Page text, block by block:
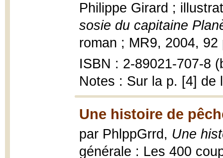
Philippe Girard ;
sosie du capitaine
roman ; MR9, 2004,
ISBN : 2-89021-707-8
Notes : Sur la p. [4] de
Une histoire de
par PhlppGrrd, Une
générale : Les 400